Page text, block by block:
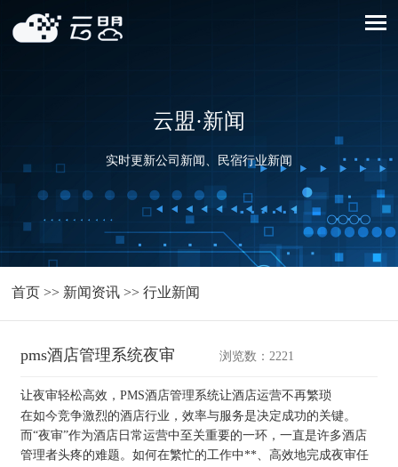
云盟·新闻
实时更新公司新闻、民宿行业新闻
首页 >> 新闻资讯 >>行业新闻
pms酒店管理系统夜审 浏览数：2221
让夜审轻松高效，PMS酒店管理系统让酒店运营不再繁琐
在如今竞争激烈的酒店行业，效率与服务是决定成功的关键。
而“夜审”作为酒店日常运营中至关重要的一环，一直是许多酒店
管理者头疼的难题。如何在繁忙的工作中**、高效地完成夜审任